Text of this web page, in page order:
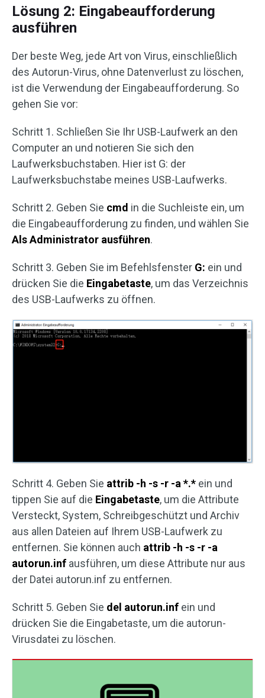
Lösung 2: Eingabeaufforderung
ausführen
Der beste Weg, jede Art von Virus, einschließlich
des Autorun-Virus, ohne Datenverlust zu löschen,
ist die Verwendung der Eingabeaufforderung. So
gehen Sie vor:
Schritt 1. Schließen Sie Ihr USB-Laufwerk an den
Computer an und notieren Sie sich den
Laufwerksbuchstaben. Hier ist G: der
Laufwerksbuchstabe meines USB-Laufwerks.
Schritt 2. Geben Sie cmd in die Suchleiste ein, um
die Eingabeaufforderung zu finden, und wählen Sie
Als Administrator ausführen.
Schritt 3. Geben Sie im Befehlsfenster G: ein und
drücken Sie die Eingabetaste, um das Verzeichnis
des USB-Laufwerks zu öffnen.
Schritt 4. Geben Sie attrib -h -s -r -a *.* ein und
tippen Sie auf die Eingabetaste, um die Attribute
Versteckt, System, Schreibgeschützt und Archiv
aus allen Dateien auf Ihrem USB-Laufwerk zu
entfernen. Sie können auch attrib -h -s -r -a
autorun.inf ausführen, um diese Attribute nur aus
der Datei autorun.inf zu entfernen.
Schritt 5. Geben Sie del autorun.inf ein und
drücken Sie die Eingabetaste, um die autorun-
Virusdatei zu löschen.